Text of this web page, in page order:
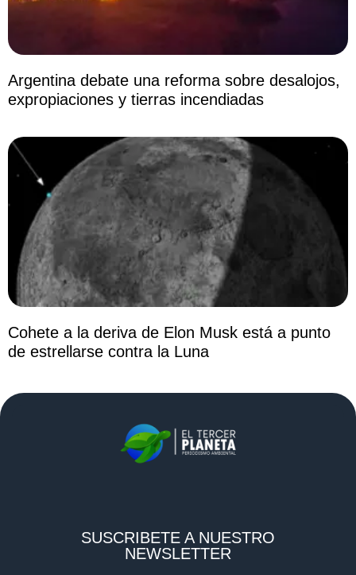
Argentina debate una reforma sobre desalojos,
expropiaciones y tierras incendiadas
Cohete a la deriva de Elon Musk está a punto
de estrellarse contra la Luna
SUSCRIBETE A NUESTRO
NEWSLETTER